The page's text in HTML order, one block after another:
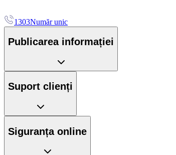
1303Număr unic
Publicarea informației
Suport clienți
Siguranța online